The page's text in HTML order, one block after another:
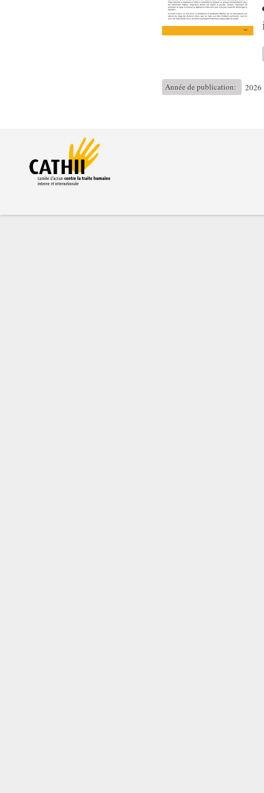
Année de publication: 2026